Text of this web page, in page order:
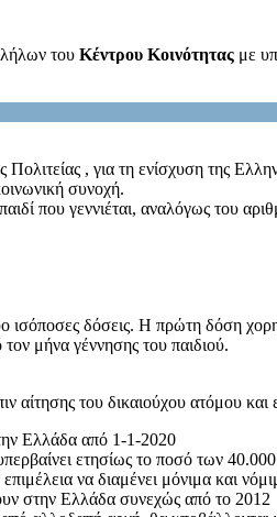
του Κέντρου Κοινότητας με
, για τη ενίσχυση της
συνοχή.
που γεννιέται, αναλόγως του
ισόποσες δόσεις. Η πρώτη δόση
μήνα γέννησης του παιδιού.
αίτησης του δικαιούχου ατόμου
Ελλάδα από 1-1-2020
ετησίως το ποσό των
να διαμένει μόνιμα και
στην Ελλάδα συνεχώς από το 2012